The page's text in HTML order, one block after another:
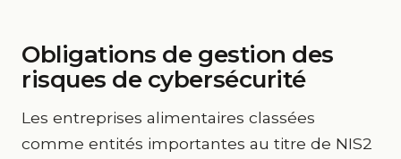
Obligations de gestion des
risques de cybersécurité
Les entreprises alimentaires classées
comme entités importantes au titre de NIS2